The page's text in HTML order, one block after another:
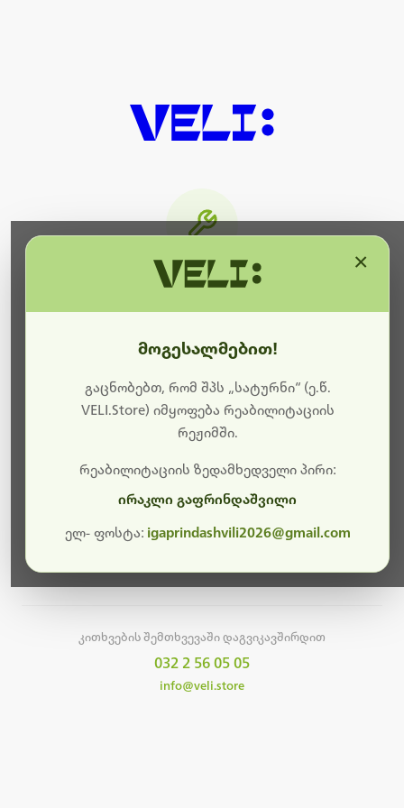
ბოდიშს გიხდით შეფერხებისთვის. ამჟამად
მიმდინარეობს საიტის განახლება და ტექნიკური
სამუშაოები.
მალე ისევ ხელმისაწვდომი იქნება. გმადლობთ
კითხვების შემთხვევაში დაგვიკავშირდით
032 2 56 05 05
info@veli.store
მოგესალმებით!
გაცნობებთ, რომ შპს „სატურნი“ (ე.წ.
VELI.Store) იმყოფება რეაბილიტაციის
რეჟიმში.
რეაბილიტაციის ზედამხედველი პირი:
ირაკლი გაფრინდაშვილი
ელ- ფოსტა: igaprindashvili2026@gmail.com
×